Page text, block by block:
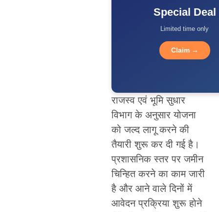
Special Deal
Limited time only
Claim →
राजस्व एवं भूमि सुधार
विभाग के अनुसार योजना
को जल्द लागू करने की
तैयारी शुरू कर दी गई है।
प्रशासनिक स्तर पर जमीन
चिन्हित करने का काम जारी
है और आने वाले दिनों में
आवेदन प्रक्रिया शुरू होने